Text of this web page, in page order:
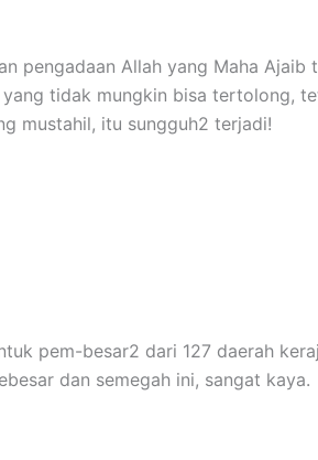
pengadaan Allah yang Maha
tidak mungkin bisa tertolong,
mustahil, itu sungguh2 terjadi!
pem-besar2 dari 127 daerah
dan semegah ini, sangat kaya.